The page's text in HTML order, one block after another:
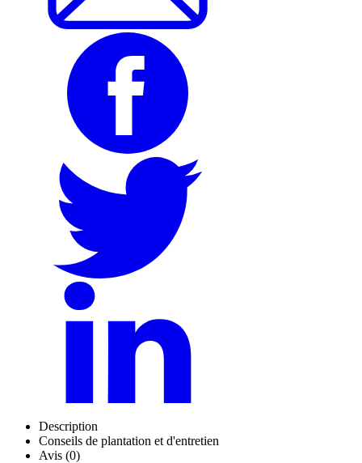
Description
Conseils de plantation et d'entretien
Avis (0)